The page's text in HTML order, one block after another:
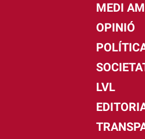
MEDI
OPINIÓ
LVL